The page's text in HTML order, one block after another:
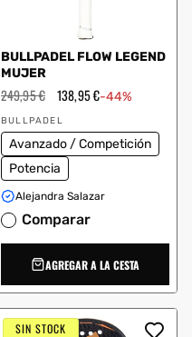
BULLPADEL FLOW LEGEND
MUJER
Precio
habitual
249,95 € Precio
oferta
138,95 €-44%
Proveedor:
BULLPADEL
Avanzado / Competición
Potencia
Alejandra Salazar
Comparar
AGREGAR A LA CESTA
SIN STOCK